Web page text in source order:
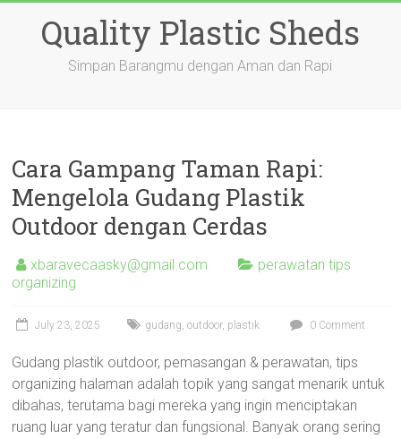
contentQuality Plastic Sheds
Simpan Barangmu dengan Aman dan Rapi
Cara Gampang Taman Rapi:
Mengelola Gudang Plastik
Outdoor dengan Cerdas
xbaravecaasky@gmail.com
perawatan tips
organizing
July 23, 2025 gudang,outdoor, plastik 0 Comment
Gudang plastik outdoor, pemasangan & perawatan, tips
organizing halaman adalah topik yang sangat menarik untuk
dibahas, terutama bagi mereka yang ingin menciptakan
ruang luar yang teratur dan fungsional. Banyak orang sering